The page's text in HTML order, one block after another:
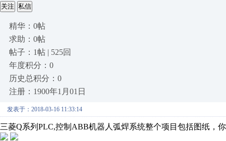
关注 私信
精华：0帖
求助：0帖
帖子：1帖 | 525回
年度积分：0
历史总积分：0
注册：1900年1月01日
发表于：2018-03-16 11:33:14
三菱Q系列PLC,控制ABB机器人弧焊系统整个项目包括图纸，